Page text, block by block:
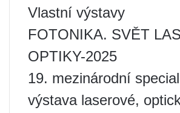
Vlastní výstavy
FOTONIKA. SVĚT
OPTIKY-2025
19. mezinárodní
výstava laserové,